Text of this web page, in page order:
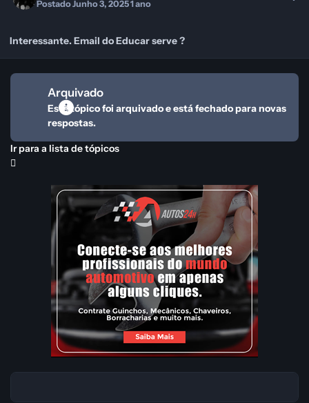
PostadoJunho 3, 20251 ano
Interessante. Email do Educar serve ?
Arquivado
Este tópico foi arquivado e está fechado para novas
respostas.
Ir para a lista de tópicos